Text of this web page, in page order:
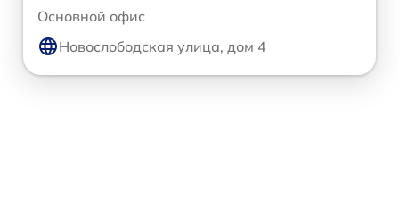
Основной офис
Новослободская улица, дом 4